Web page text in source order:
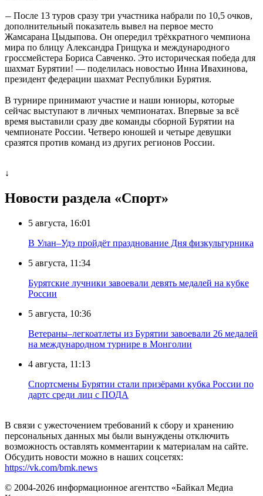
— После 13 туров сразу три участника набрали по 10,5 очков,
дополнительный показатель вывел на первое место
Жамсарана Цыдыпова. Он опередил трёхкратного чемпиона
мира по блицу Александра Грищука и международного
гроссмейстера Бориса Савченко. Это историческая победа для
шахмат Бурятии! — поделилась новостью Инна Ивахинова,
президент федерации шахмат Республики Бурятия.
В турнире принимают участие и наши юниоры, которые
сейчас выступают в личных чемпионатах. Впервые за всё
время выставили сразу две команды сборной Бурятии на
чемпионате России. Четверо юношей и четыре девушки
сразятся против команд из других регионов России.
↓
Новости раздела «Cпорт»
5 августа, 16:01
В Улан–Удэ пройдёт празднование Дня физкультурника
5 августа, 11:34
Бурятские лучники завоевали девять медалей на кубке
России
5 августа, 10:36
Ветераны–легкоатлеты из Бурятии завоевали 26 медалей
на международном турнире в Монголии
4 августа, 11:13
Спортсмены Бурятии стали призёрами кубка России по
дартс среди лиц с ПОДА
В связи с ужесточением требований к сбору и хранению
персональных данных мы были вынуждены отключить
возможность оставлять комментарии к материалам на сайте.
Обсудить новости можно в наших соцсетях:
https://vk.com/bmk.news
© 2004-2026 информационное агентство «Байкал Медиа